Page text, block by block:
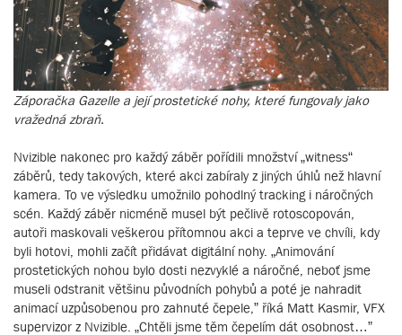
Záporačka Gazelle a její prostetické nohy, které fungovaly jako
vražedná zbraň.
Nvizible nakonec pro každý záběr pořídili množství „witness“
záběrů, tedy takových, které akci zabíraly z jiných úhlů než hlavní
kamera. To ve výsledku umožnilo pohodlný tracking i náročných
scén. Každý záběr nicméně musel být pečlivě rotoscopován,
autoři maskovali veškerou přítomnou akci a teprve ve chvíli, kdy
byli hotovi, mohli začít přidávat digitální nohy. „Animování
prostetických nohou bylo dosti nezvyklé a náročné, neboť jsme
museli odstranit většinu původních pohybů a poté je nahradit
animací uzpůsobenou pro zahnuté čepele,” říká Matt Kasmir, VFX
supervizor z Nvizible. „Chtěli jsme těm čepelím dát osobnost…”